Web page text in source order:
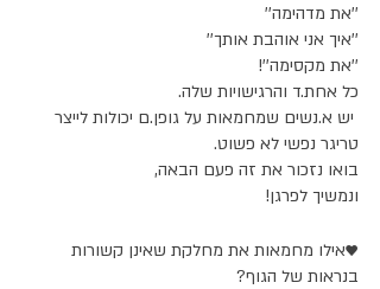
''את מדהימה''
''איך אני אוהבת אותך''
''את מקסימה''!
כל אחת.ד והרגישויות שלה.
יש א.נשים שמחמאות על גופן.ם יכולות לייצר
טריגר נפשי לא פשוט.
בואו נזכור את זה פעם הבאה,
ונמשיך לפרגן!
♥אילו מחמאות את מחלקת שאינן קשורות
בנראות של הגוף?